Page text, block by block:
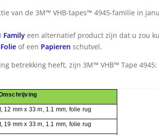
van de 3M™ VHB-tapes™ 4945-familie in
Family een alternatief product zijn dat u zou
Folie of een Papieren schutvel.
betrekking heeft, zijn 3M™ VHB™ Tape 4945:
mm x 33 m, 1.1 mm, folie rug
mm x 33 m, 1.1 mm, folie rug